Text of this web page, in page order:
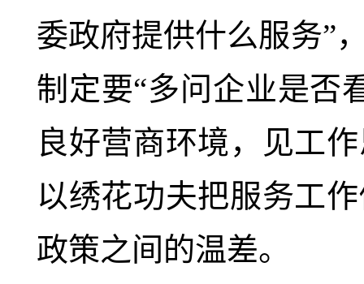
委政府提供什么服务”
制定要“多问企业是否
良好营商环境，见工
以绣花功夫把服务工
政策之间的温差。